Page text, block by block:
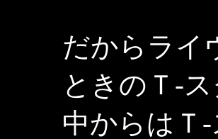
だからライ
ときのＴ-
中からはＴ